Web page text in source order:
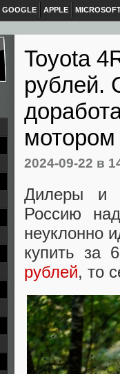
GOOGLE APPLE
Toyota
рублей.
2024-09-22 в
Дилеры и
Россию
неуклонно
купить
рублей, то